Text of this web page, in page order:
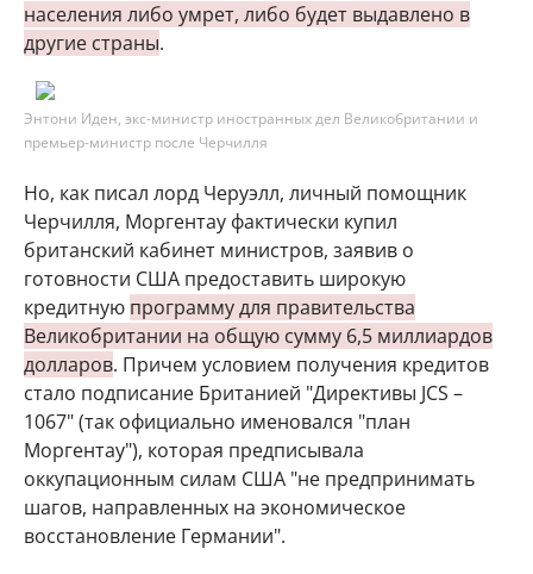
населения либо умрет, либо будет выдавлено в
другие страны.
Энтони Иден, экс-министр иностранных дел Великобритании и
премьер-министр после Черчилля
Но, как писал лорд Черуэлл, личный помощник
Черчилля, Моргентау фактически купил
британский кабинет министров, заявив о
готовности США предоставить широкую
кредитную программу для правительства
Великобритании на общую сумму 6,5 миллиардов
долларов. Причем условием получения кредитов
стало подписание Британией "Директивы JCS –
1067" (так официально именовался "план
Моргентау"), которая предписывала
оккупационным силам США "не предпринимать
шагов, направленных на экономическое
восстановление Германии".